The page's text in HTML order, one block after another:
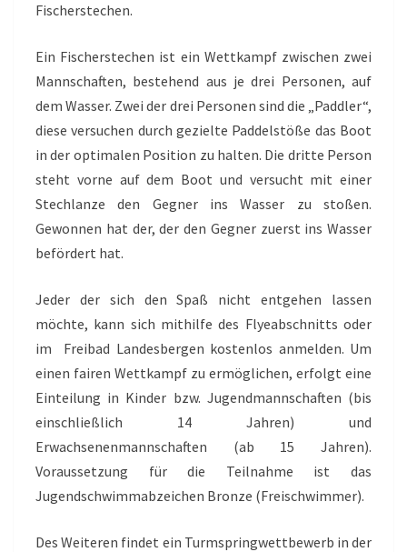
Fischerstechen.
Ein Fischerstechen ist ein Wettkampf zwischen zwei
Mannschaften, bestehend aus je drei Personen, auf
dem Wasser. Zwei der drei Personen sind die „Paddler“,
diese versuchen durch gezielte Paddelstöße das Boot
in der optimalen Position zu halten. Die dritte Person
steht vorne auf dem Boot und versucht mit einer
Stechlanze den Gegner ins Wasser zu stoßen.
Gewonnen hat der, der den Gegner zuerst ins Wasser
befördert hat.
Jeder der sich den Spaß nicht entgehen lassen
möchte, kann sich mithilfe des Flyeabschnitts oder
im Freibad Landesbergen kostenlos anmelden. Um
einen fairen Wettkampf zu ermöglichen, erfolgt eine
Einteilung in Kinder bzw. Jugendmannschaften (bis
einschließlich 14 Jahren) und
Erwachsenenmannschaften (ab 15 Jahren).
Voraussetzung für die Teilnahme ist das
Jugendschwimmabzeichen Bronze (Freischwimmer).
Des Weiteren findet ein Turmspringwettbewerb in der